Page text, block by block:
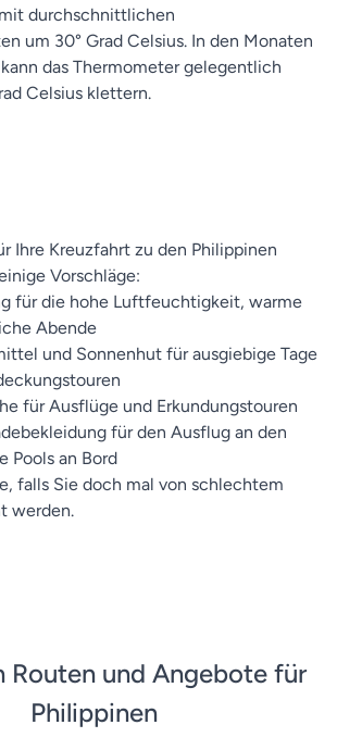
durchschnittlichen
um 30° Grad Celsius. In den Monaten
das Thermometer gelegentlich
Celsius klettern.
Ihre Kreuzfahrt zu den Philippinen
Vorschläge:
für die hohe Luftfeuchtigkeit, warme
Abende
und Sonnenhut für ausgiebige Tage
für Ausflüge und Erkundungstouren
für den Ausflug an den
Pools an Bord
falls Sie doch mal von schlechtem
werden.
Routen und Angebote für
Philippinen